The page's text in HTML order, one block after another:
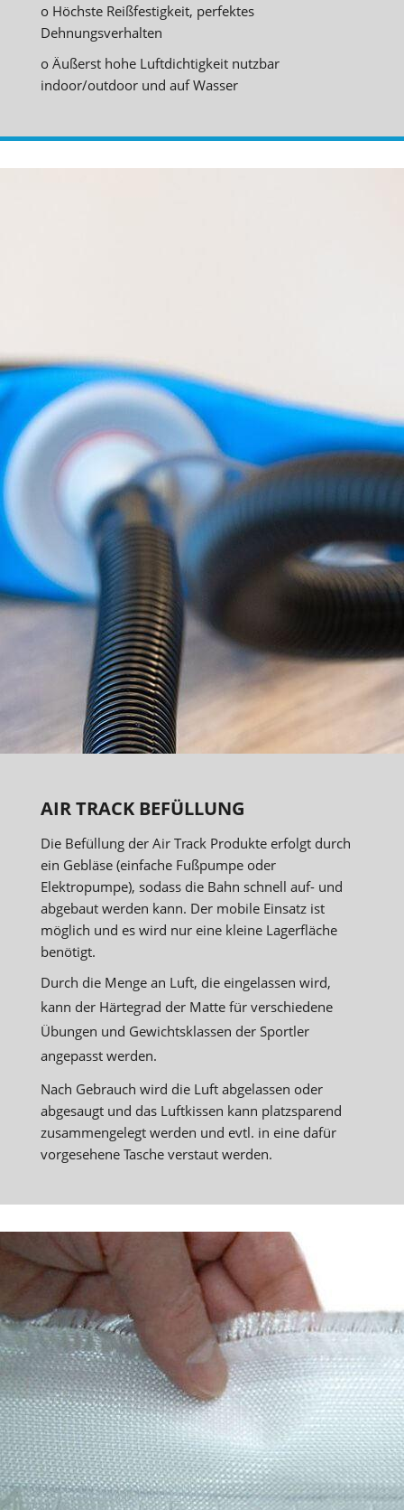
o Höchste Reißfestigkeit, perfektes
Dehnungsverhalten
o Äußerst hohe Luftdichtigkeit nutzbar
indoor/outdoor und auf Wasser
AIR TRACK BEFÜLLUNG
Die Befüllung der Air Track Produkte erfolgt durch
ein Gebläse (einfache Fußpumpe oder
Elektropumpe), sodass die Bahn schnell auf- und
abgebaut werden kann. Der mobile Einsatz ist
möglich und es wird nur eine kleine Lagerfläche
benötigt.
Durch die Menge an Luft, die eingelassen wird,
kann der Härtegrad der Matte für verschiedene
Übungen und Gewichtsklassen der Sportler
angepasst werden.
Nach Gebrauch wird die Luft abgelassen oder
abgesaugt und das Luftkissen kann platzsparend
zusammengelegt werden und evtl. in eine dafür
vorgesehene Tasche verstaut werden.